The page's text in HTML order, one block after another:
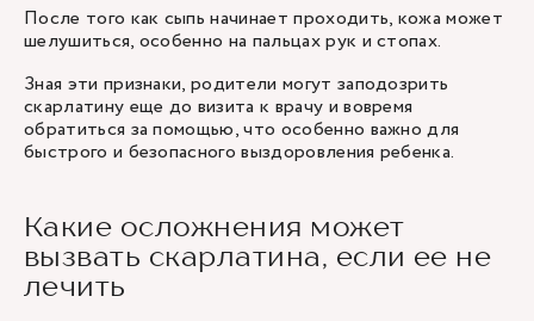
После того как сыпь начинает проходить, кожа может
шелушиться, особенно на пальцах рук и стопах.
Зная эти признаки, родители могут заподозрить
скарлатину еще до визита к врачу и вовремя
обратиться за помощью, что особенно важно для
быстрого и безопасного выздоровления ребенка.
Какие осложнения может
вызвать скарлатина, если ее не
лечить